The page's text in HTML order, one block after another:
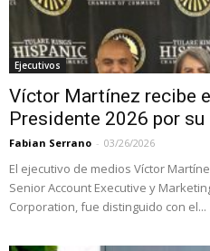
Ejecutivos
Víctor Martínez recibe
Presidente 2026 por su
Fabian Serrano - 03/26/2026
El ejecutivo de medios Víctor
Senior Account Executive y
Corporation, fue distinguido con el...